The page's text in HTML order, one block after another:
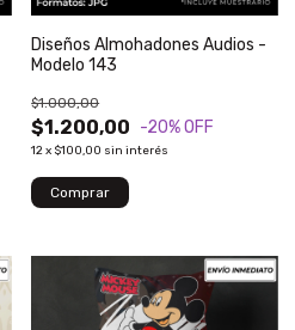
Diseños Almohadones Audios -
Modelo 143
$1.200,00
$1.000,00
-20% OFF
12x $100,00 sin interés